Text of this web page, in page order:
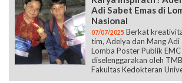
Adi Sabet Emas di
Nasional
07/07/2025 Berkat
tim, Adelya dan Mang Adi
Lomba Poster Publik
diselenggarakan oleh
Fakultas Kedokteran